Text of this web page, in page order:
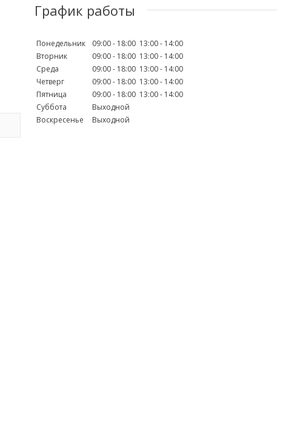
График работы
Понедельник 09:00 18:00 13:00
14:00
Вторник
09:00 18:00 13:00
14:00
Среда
09:00 18:00 13:00
14:00
Четверг
09:00 18:00 13:00
14:00
Пятница
09:00 18:00 13:00
14:00
Суббота
Выходной
Воскресенье
Выходной